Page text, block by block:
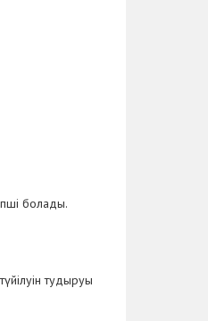
болады.
тудыруы